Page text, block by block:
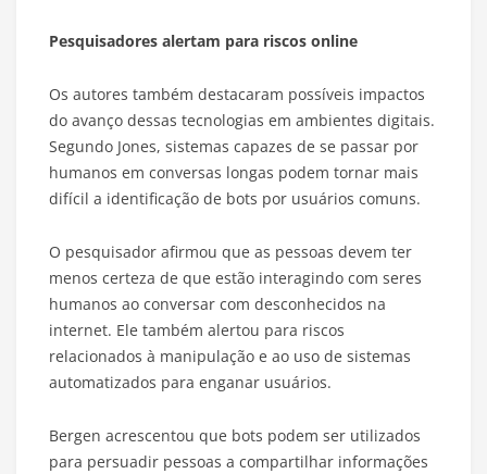
Pesquisadores alertam para riscos online
Os autores também destacaram possíveis impactos
do avanço dessas tecnologias em ambientes digitais.
Segundo Jones, sistemas capazes de se passar por
humanos em conversas longas podem tornar mais
difícil a identificação de bots por usuários comuns.
O pesquisador afirmou que as pessoas devem ter
menos certeza de que estão interagindo com seres
humanos ao conversar com desconhecidos na
internet. Ele também alertou para riscos
relacionados à manipulação e ao uso de sistemas
automatizados para enganar usuários.
Bergen acrescentou que bots podem ser utilizados
para persuadir pessoas a compartilhar informações